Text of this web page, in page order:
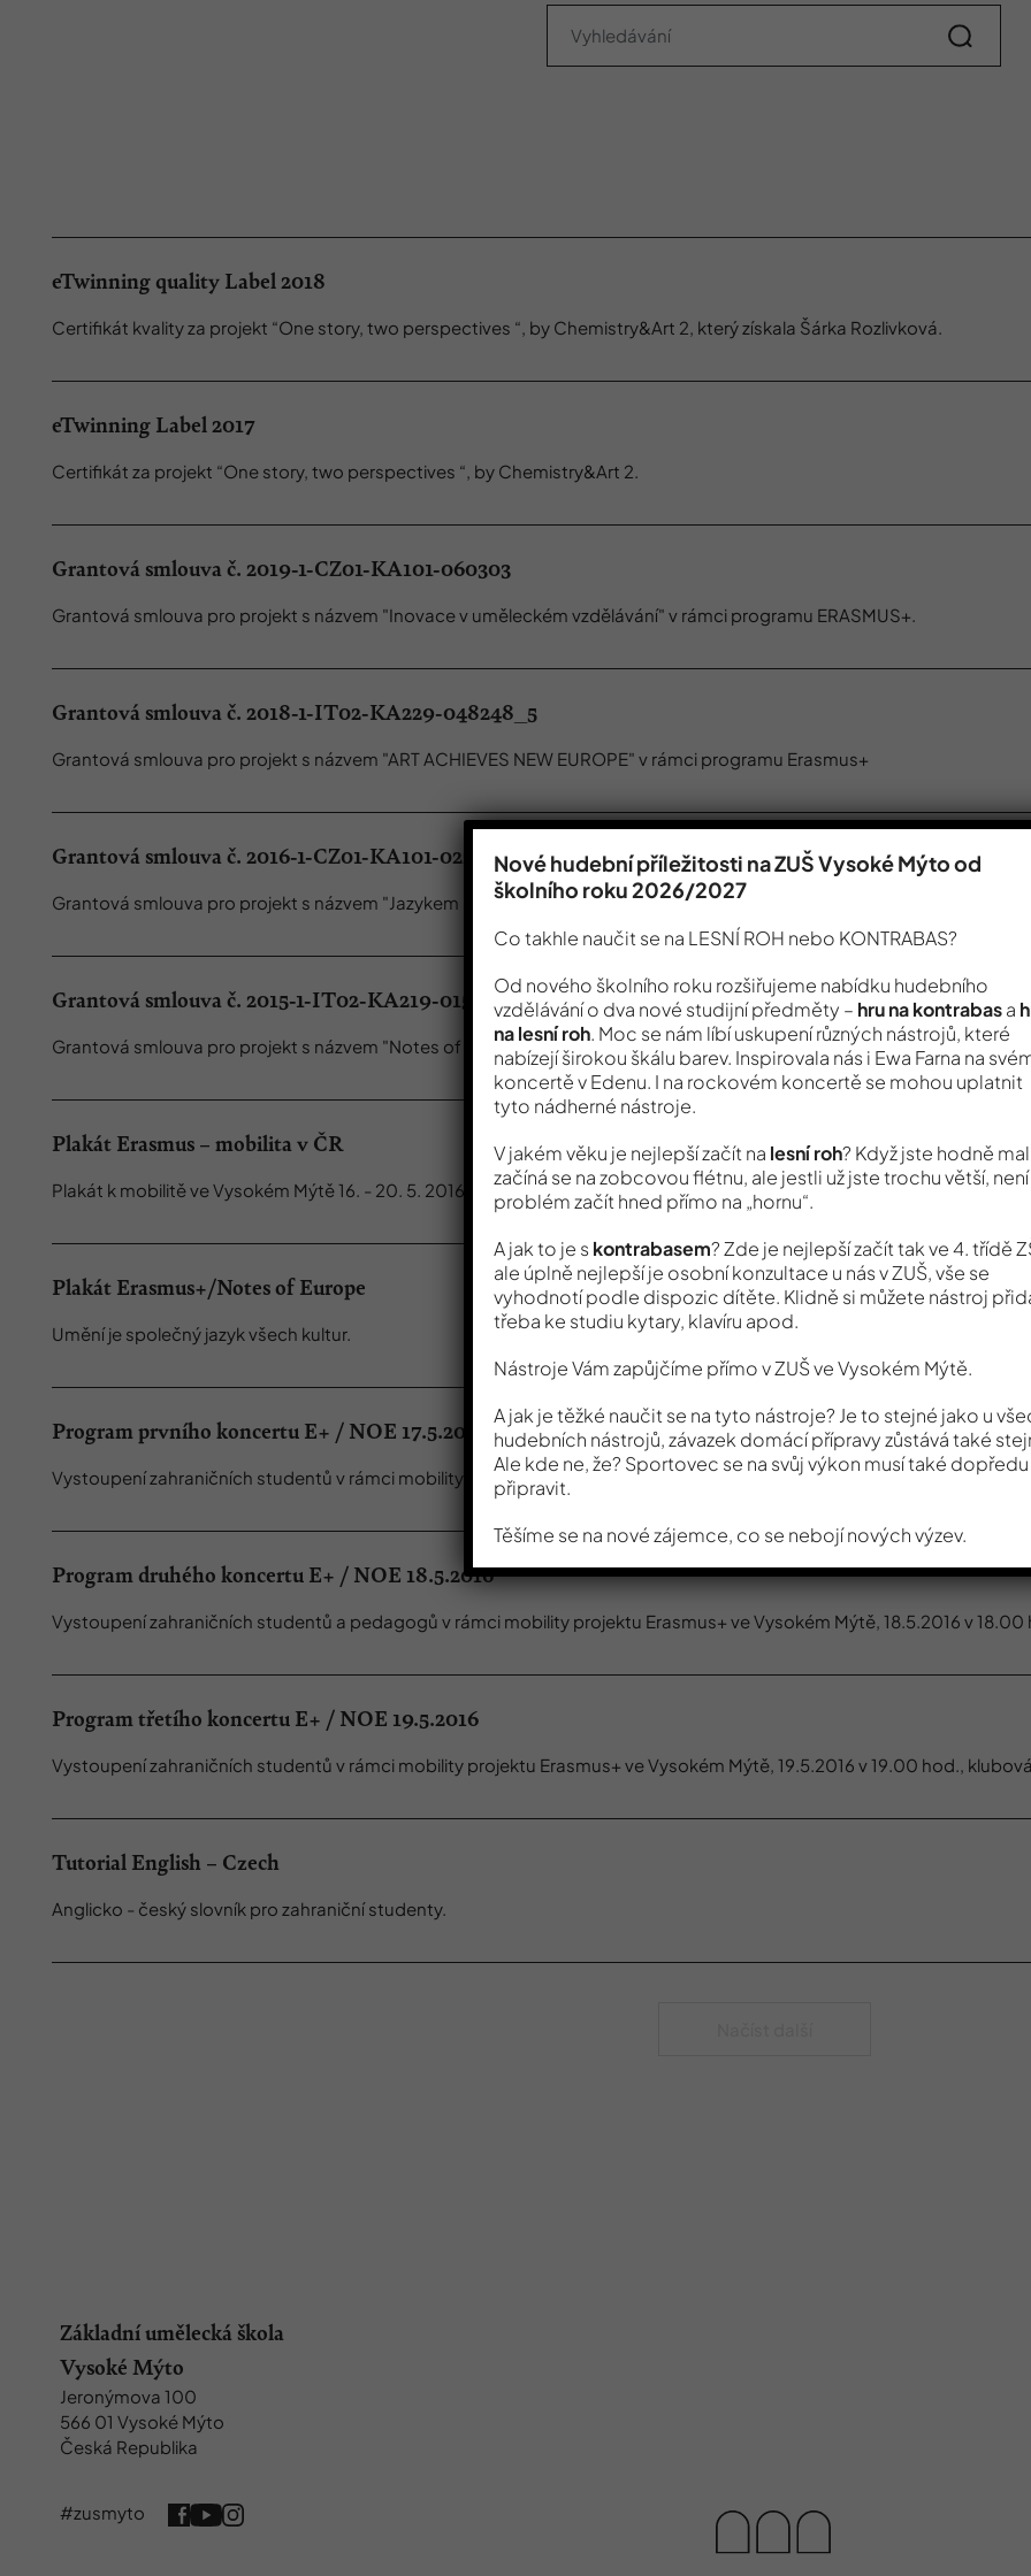
eTwinning quality Label 2018
Certifikát kvality za projekt “One story, two perspectives “, by Chemistry&Art 2, který získala Šárka Rozlivková.
eTwinning Label 2017
Certifikát za projekt “One story, two perspectives “, by Chemistry&Art 2.
Grantová smlouva č. 2019-1-CZ01-KA101-060303
Grantová smlouva pro projekt s názvem "Inovace v uměleckém vzdělávání" v rámci programu ERASMUS+.
Grantová smlouva č. 2018-1-IT02-KA229-048248_5
Grantová smlouva pro projekt s názvem "ART ACHIEVES NEW EUROPE" v rámci programu Erasmus+
Grantová smlouva č. 2016-1-CZ01-KA101-022882
Grantová smlouva pro projekt s názvem "Jazykem hudby k multilinguismu v EU" v rámci programu ERASMUS+.
Grantová smlouva č. 2015-1-IT02-KA219-015004_3
Grantová smlouva pro projekt s názvem "Notes of Europe" v rámci programu ERASMUS+.
Plakát Erasmus – mobilita v ČR
Plakát k mobilitě ve Vysokém Mýtě 16. - 20. 5. 2016.
Plakát Erasmus+/Notes of Europe
Umění je společný jazyk všech kultur.
Program prvního koncertu E+ / NOE 17.5.2016
Vystoupení zahraničních studentů v rámci mobility projektu Erasmus+ ve Vysokém Mýtě, 17.5.2016 v 18.00 hod.,
Program druhého koncertu E+ / NOE 18.5.2016
Vystoupení zahraničních studentů a pedagogů v rámci mobility projektu Erasmus+ ve Vysokém Mýtě, 18.5.2016 v
Program třetího koncertu E+ / NOE 19.5.2016
Vystoupení zahraničních studentů v rámci mobility projektu Erasmus+ ve Vysokém Mýtě, 19.5.2016 v 19.00 hod.,
Tutorial English – Czech
Anglicko - český slovník pro zahraniční studenty.
Základní umělecká škola
Vysoké Mýto
Jeronýmova 100
566 01 Vysoké Mýto
Česká Republika
#zusmyto
Nové hudební příležitosti na ZUŠ Vysoké Mýto od
školního roku 2026/2027
Co takhle naučit se na LESNÍ ROH nebo KONTRABAS?
Od nového školního roku rozšiřujeme nabídku hudebního
vzdělávání o dva nové studijní předměty – hru na kontrabasa
na lesní roh. Moc se nám líbí uskupení různých nástrojů, které
nabízejí širokou škálu barev. Inspirovala nás i Ewa Farna na
koncertě v Edenu. I na rockovém koncertě se mohou uplatnit
tyto nádherné nástroje.
V jakém věku je nejlepší začít na lesní roh? Když jste hodně
začíná se na zobcovou flétnu, ale jestli už jste trochu větší, není
problém začít hned přímo na „hornu“.
A jak to je s kontrabasem? Zde je nejlepší začít tak ve 4. třídě
ale úplně nejlepší je osobní konzultace u nás v ZUŠ, vše se
vyhodnotí podle dispozic dítěte. Klidně si můžete nástroj
třeba ke studiu kytary, klavíru apod.
Nástroje Vám zapůjčíme přímo v ZUŠ ve Vysokém Mýtě.
A jak je těžké naučit se na tyto nástroje? Je to stejné jako u
hudebních nástrojů, závazek domácí přípravy zůstává také
Ale kde ne, že? Sportovec se na svůj výkon musí také dopředu
připravit.
Těšíme se na nové zájemce, co se nebojí nových výzev.